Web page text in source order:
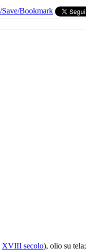
XVIII secolo), olio su tela;